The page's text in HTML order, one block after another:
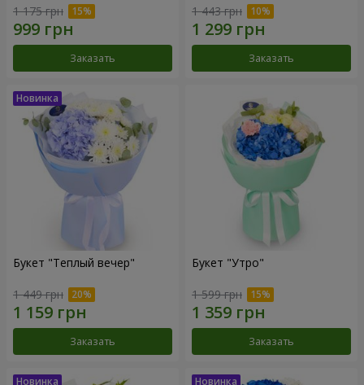
1 175 грн
Заказать
1 443 грн
Заказать
Букет "Теплый вечер"
1 449 грн
Заказать
Букет "Утро"
1 599 грн
Заказать